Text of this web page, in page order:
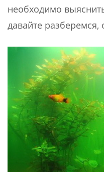
необходимо
давайте разберемся,